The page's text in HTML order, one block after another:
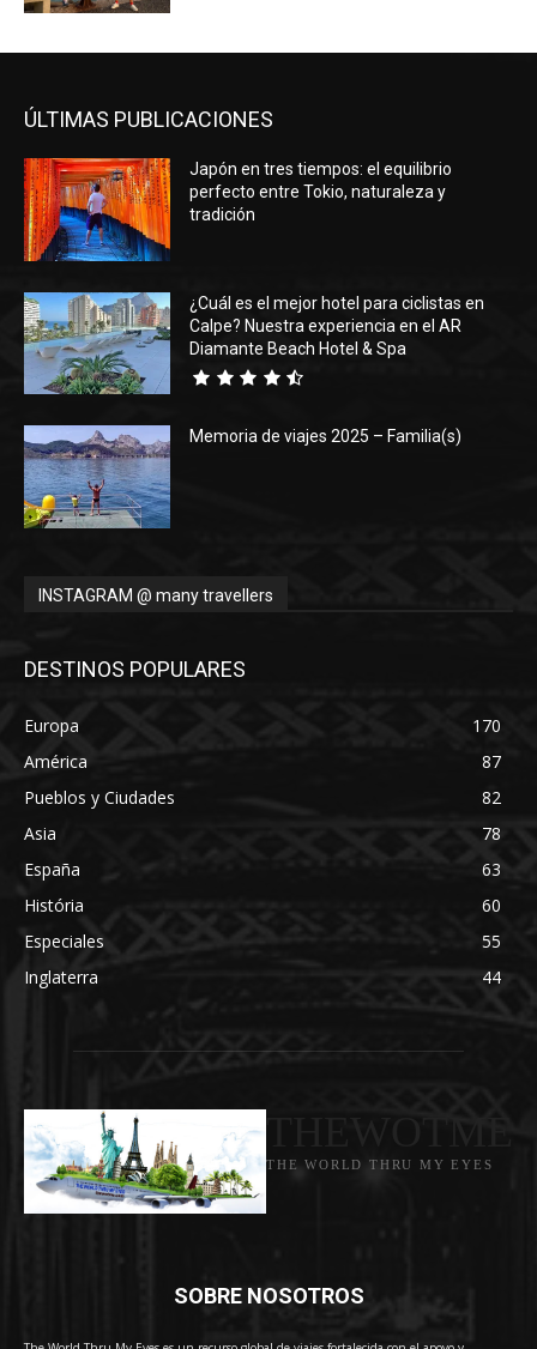
ÚLTIMAS PUBLICACIONES
Japón en tres tiempos: el equilibrio
perfecto entre Tokio, naturaleza y
tradición
¿Cuál es el mejor hotel para ciclistas en
Calpe? Nuestra experiencia en el AR
Diamante Beach Hotel & Spa
Memoria de viajes 2025 – Familia(s)
INSTAGRAM @ many travellers
DESTINOS POPULARES
Europa
170
América
87
Pueblos y Ciudades
82
Asia
78
España
63
História
60
Especiales
55
Inglaterra
44
THE WORLD THRU MY EYES
SOBRE NOSOTROS